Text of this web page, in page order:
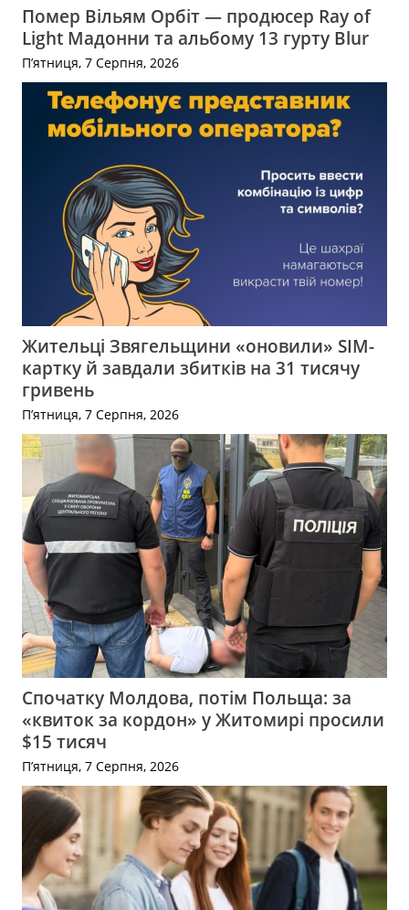
Помер Вільям Орбіт — продюсер Ray of
Light Мадонни та альбому 13 гурту Blur
П’ятниця, 7 Серпня, 2026
Жительці Звягельщини «оновили» SIM-
картку й завдали збитків на 31 тисячу
гривень
П’ятниця, 7 Серпня, 2026
Спочатку Молдова, потім Польща: за
«квиток за кордон» у Житомирі просили
$15 тисяч
П’ятниця, 7 Серпня, 2026